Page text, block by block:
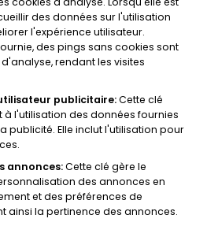
des données sur l'utilisation
l'expérience utilisateur.
des pings sans cookies sont
rendant les visites
publicitaire:Cette clé
à l'utilisation des données fournies
publicité. Elle inclut l'utilisation pour
annonces:Cette clé gère le
des annonces en
et des préférences de
ainsi la pertinence des annonces.